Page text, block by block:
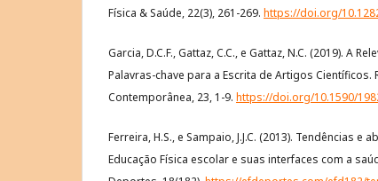
Física & Saúde, 22(3), 261-269. https://doi.org/
Garcia, D.C.F., Gattaz, C.C., e Gattaz, N.C. (2019). A
Palavras-chave para a Escrita de Artigos Científicos.
Contemporânea, 23, 1-9. https://doi.org/10.1590/
Ferreira, H.S., e Sampaio, J.J.C. (2013). Tendências
Educação Física escolar e suas interfaces com a